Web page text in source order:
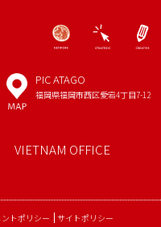
MAP
PIC ATAGO
福岡県福岡市西区愛宕4丁目7-12
VIETNAM OFFICE
トポリシー サイトポリシー